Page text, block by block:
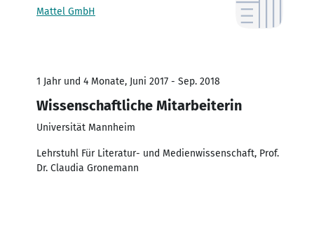
Mattel GmbH
1 Jahr und 4 Monate, Juni 2017 - Sep. 2018
Wissenschaftliche Mitarbeiterin
Universität Mannheim
Lehrstuhl Für Literatur- und Medienwissenschaft, Prof.
Dr. Claudia Gronemann